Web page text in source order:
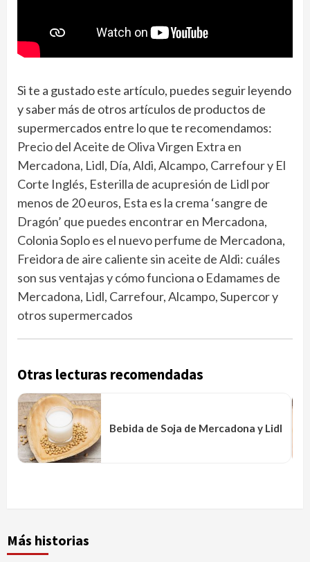
Si te a gustado este artículo, puedes seguir leyendo
y saber más de otros artículos de productos de
supermercados entre lo que te recomendamos:
Precio del Aceite de Oliva Virgen Extra en
Mercadona, Lidl, Día, Aldi, Alcampo, Carrefour y El
Corte Inglés, Esterilla de acupresión de Lidl por
menos de 20 euros, Esta es la crema ‘sangre de
Dragón’ que puedes encontrar en Mercadona,
Colonia Soplo es el nuevo perfume de Mercadona,
Freidora de aire caliente sin aceite de Aldi: cuáles
son sus ventajas y cómo funciona o Edamames de
Mercadona, Lidl, Carrefour, Alcampo, Supercor y
otros supermercados
Otras lecturas recomendadas
Bebida de Soja de Mercadona y Lidl
Más historias